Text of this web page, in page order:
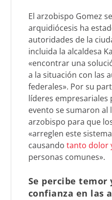
El arzobispo Gomez
arquidiócesis ha
autoridades de la
incluida la alcaldesa
«encontrar una
a la situación con las
federales». Por su
líderes empresariales
evento se sumaron al
arzobispo para que
«arreglen este
causando tanto dolor
personas comunes».
Se percibe temor
confianza en las